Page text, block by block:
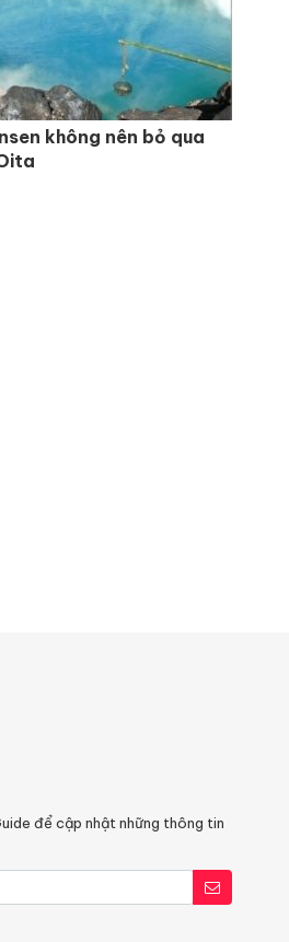
không nên bỏ qua
để cập nhật những thông tin